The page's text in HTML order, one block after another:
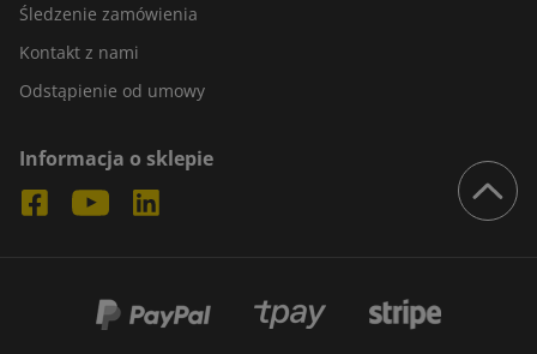
Śledzenie zamówienia
Kontakt z nami
Odstąpienie od umowy
Informacja o sklepie